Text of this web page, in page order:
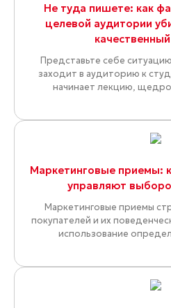
Не туда пишете: как
целевой аудитории
Представьте себе
заходит в аудиторию к
начинает лекцию,
Маркетинговые приемы:
управляют
Маркетинговые приемы
покупателей и их
использование